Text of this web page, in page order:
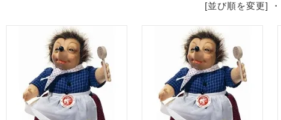
[並び順を変更] ・